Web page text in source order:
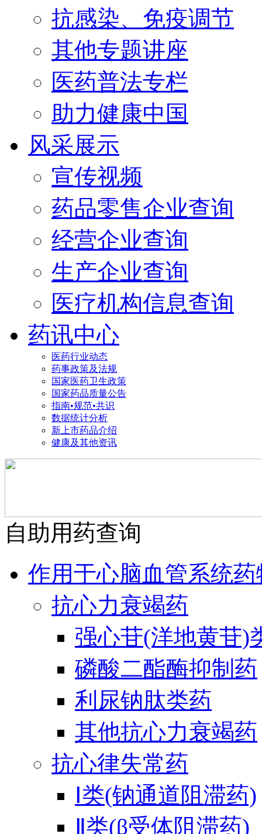
抗感染、免疫调节
其他专题讲座
医药普法专栏
助力健康中国
风采展示
宣传视频
药品零售企业查询
经营企业查询
生产企业查询
医疗机构信息查询
药讯中心
医药行业动态
药事政策及法规
国家医药卫生政策
国家药品质量公告
指南•规范•共识
数据统计分析
新上市药品介绍
健康及其他资讯
自助用药查询
作用于心脑血管系统药
抗心力衰竭药
强心苷(洋地黄苷)
磷酸二酯酶抑制药
利尿钠肽类药
其他抗心力衰竭药
抗心律失常药
Ⅰ类(钠通道阻滞药)
Ⅱ类(β受体阻滞药)